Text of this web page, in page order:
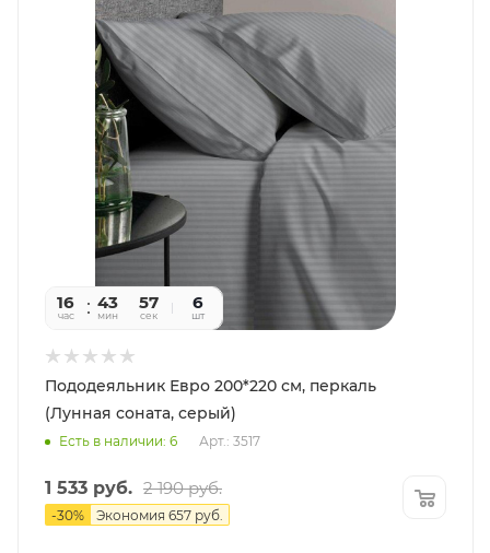
16
час
43
мин
55
сек
6
шт
Пододеяльник Евро 200*220 см, перкаль
(Лунная соната, серый)
Есть в наличии: 6 Арт.: 3517
1 533 руб. 2 190руб.
-30% Экономия 657 руб.